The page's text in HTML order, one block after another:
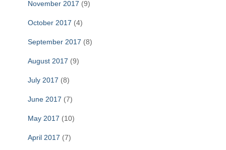
November 2017 (9)
October 2017 (4)
September 2017 (8)
August 2017 (9)
July 2017 (8)
June 2017 (7)
May 2017 (10)
April 2017 (7)